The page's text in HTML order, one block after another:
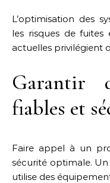
L’optimisation des
les risques de fuites
actuelles privilégient
Garantir
fiables et
Faire appel à un
sécurité optimale.
utilise des